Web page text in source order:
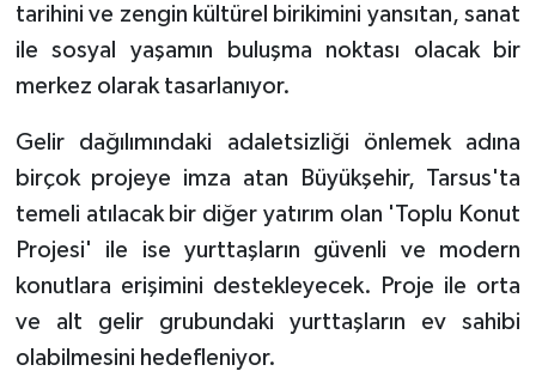
tarihini ve zengin kültürel birikimini yansıtan, sanat
ile sosyal yaşamın buluşma noktası olacak bir
merkez olarak tasarlanıyor.
Gelir dağılımındaki adaletsizliği önlemek adına
birçok projeye imza atan Büyükşehir, Tarsus'ta
temeli atılacak bir diğer yatırım olan 'Toplu Konut
Projesi' ile ise yurttaşların güvenli ve modern
konutlara erişimini destekleyecek. Proje ile orta
ve alt gelir grubundaki yurttaşların ev sahibi
olabilmesini hedefleniyor.